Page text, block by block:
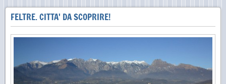
FELTRE. CITTA' DA SCOPRIRE!